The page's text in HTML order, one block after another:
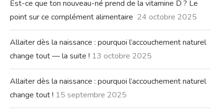
lâcher prise et sublimer votre corps23 mars 2026
Mon placenta est inséré en bas du col de l’utérus : quelle
est la conduite à tenir ?10 novembre 2025
Est-ce que ton nouveau-né prend de la vitamine D ? Le
point sur ce complément alimentaire24 octobre 2025